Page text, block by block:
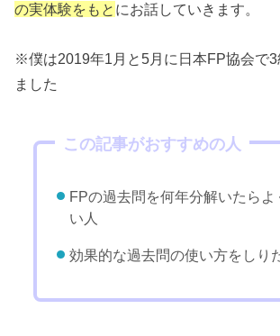
の実体験をもと にお話していきます。
※僕は2019年1月と5月に日本FP協会で3
ました
この記事がおすすめの人
FPの過去問を何年分解いたらよ
い人
効果的な過去問の使い方をしり